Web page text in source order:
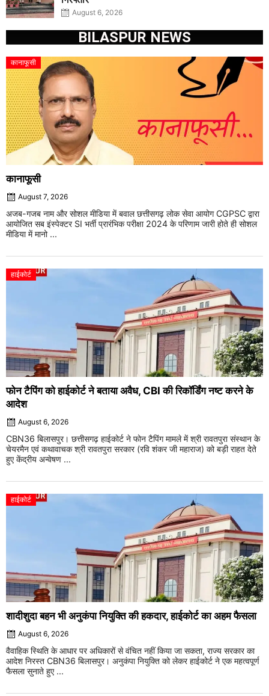
August 6, 2026
BILASPUR NEWS
कानाफूसी
कानाफूसी
August 7, 2026
अजब-गजब नाम और सोशल मीडिया में बवाल छत्तीसगढ़ लोक सेवा आयोग CGPSC द्वारा
आयोजित सब इंस्पेक्टर SI भर्ती प्रारंभिक परीक्षा 2024 के परिणाम जारी होते ही सोशल
मीडिया में मानो ...
हाईकोर्ट
फोन टैपिंग को हाईकोर्ट ने बताया अवैध, CBI की रिकॉर्डिंग नष्ट करने के
आदेश
August 6, 2026
CBN36 बिलासपुर। छत्तीसगढ़ हाईकोर्ट ने फोन टैपिंग मामले में श्री रावतपुरा संस्थान के
चेयरमैन एवं कथावाचक श्री रावतपुरा सरकार (रवि शंकर जी महाराज) को बड़ी राहत देते
हुए केंद्रीय अन्वेषण ...
हाईकोर्ट
शादीशुदा बहन भी अनुकंपा नियुक्ति की हकदार, हाईकोर्ट का अहम फैसला
August 6, 2026
वैवाहिक स्थिति के आधार पर अधिकारों से वंचित नहीं किया जा सकता, राज्य सरकार का
आदेश निरस्त CBN36 बिलासपुर। अनुकंपा नियुक्ति को लेकर हाईकोर्ट ने एक महत्वपूर्ण
फैसला सुनाते हुए ...